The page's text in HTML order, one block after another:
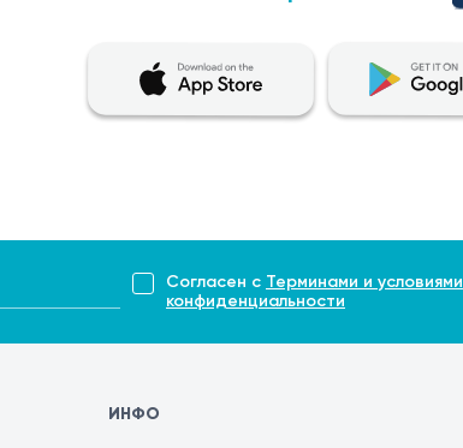
Согласен с Терминами и условиями
конфиденциальности
ИНФО